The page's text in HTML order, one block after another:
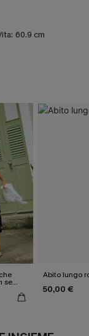
60.9 cm
se
Abito lungo
50,00 €